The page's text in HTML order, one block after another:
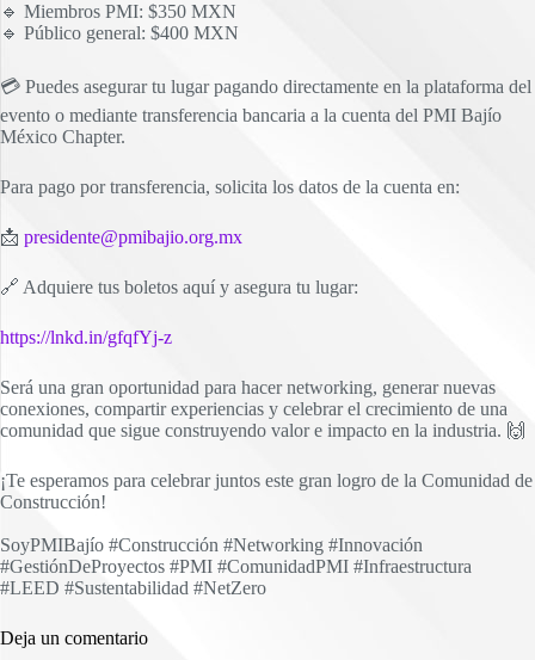
🔹 Miembros PMI: $350 MXN
🔹 Público general: $400 MXN
💳 Puedes asegurar tu lugar pagando directamente en la plataforma del
evento o mediante transferencia bancaria a la cuenta del PMI Bajío
México Chapter.
Para pago por transferencia, solicita los datos de la cuenta en:
📩 presidente@pmibajio.org.mx
🔗 Adquiere tus boletos aquí y asegura tu lugar:
https://lnkd.in/gfqfYj-z
Será una gran oportunidad para hacer networking, generar nuevas
conexiones, compartir experiencias y celebrar el crecimiento de una
comunidad que sigue construyendo valor e impacto en la industria. 🙌
¡Te esperamos para celebrar juntos este gran logro de la Comunidad de
Construcción!
SoyPMIBajío #Construcción #Networking #Innovación
#GestiónDeProyectos #PMI #ComunidadPMI #Infraestructura
#LEED #Sustentabilidad #NetZero
Deja un comentario